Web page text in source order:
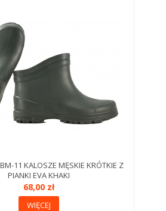
11 KALOSZE MĘSKIE KRÓTKIE Z
PIANKI EVA KHAKI
68,00 zł
WIĘCEJ